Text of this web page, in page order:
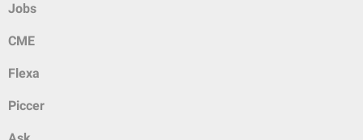
Jobs
CME
Flexa
Piccer